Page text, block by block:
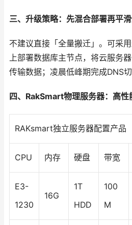
三、升级策略：先混合部署再平
不建议直接「全量搬迁」。可采
上部署数据库主节点，将云服务
传输数据；凌晨低峰期完成DNS
四、RakSmart物理服务器：高性
RAKsmart独立服务器配置产品
CPU 内存 硬盘 带宽
E3-
1230
16G
1T
HDD
100
M